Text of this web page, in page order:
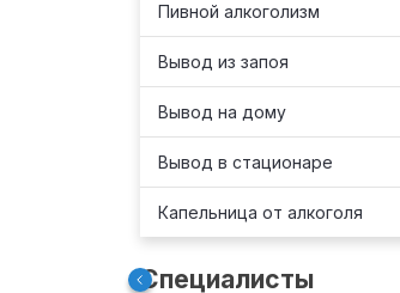
Пивной алкоголизм
Вывод из запоя
Вывод на дому
Вывод в стационаре
Капельница от алкоголя
Специалисты